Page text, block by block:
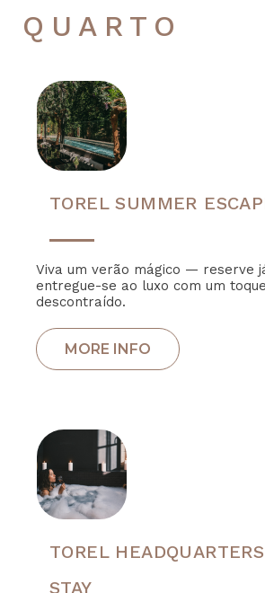
QUARTO
TOREL SUMMER
Viva um verão mágico — reserve
entregue-se ao luxo com um
descontraído.
TOREL
STAY